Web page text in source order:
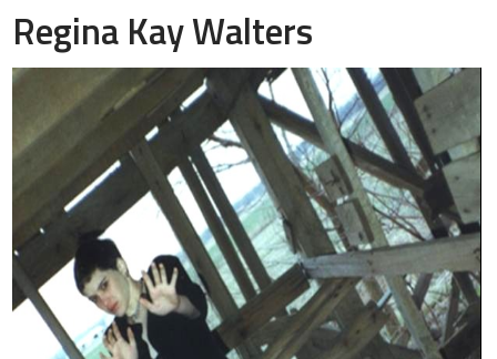
Regina Kay Walters